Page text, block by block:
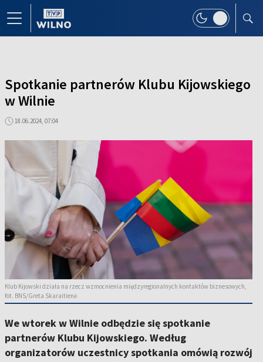
Spotkanie partnerów Klubu Kijowskiego
w Wilnie
18.06.2024, 07:04
Klub Kijowski działa na rzecz wzmocnienia międzyregionalnych kontaktów biznesowych,
fot. BNS/Greta Skaraitienė
We wtorek w Wilnie odbędzie się spotkanie
partnerów Klubu Kijowskiego. Według
organizatorów uczestnicy spotkania omówią rozwój